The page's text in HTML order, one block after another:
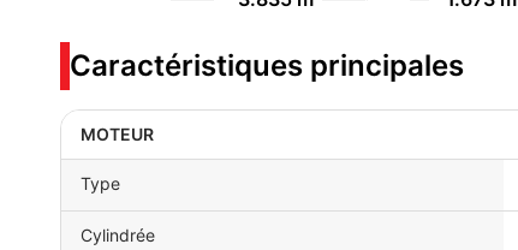
Caractéristiques principales
MOTEUR
Type
Cylindrée